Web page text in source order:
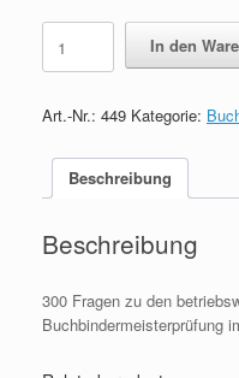
300
Prüfungsfragen
zum
quantity
In den
Art.-Nr.: 449 Kategorie:
Beschreibung
Beschreibung
300 Fragen zu den
Buchbindermeisterprüfung